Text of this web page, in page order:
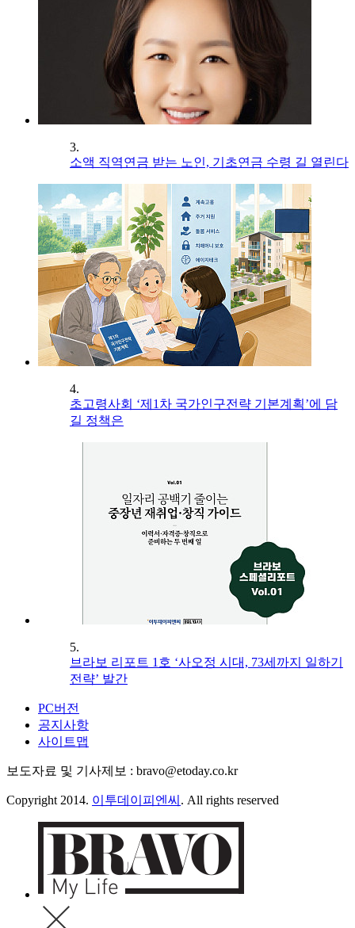
3.
소액 직역연금 받는 노인, 기초연금 수령 길 열린다
4.
초고령사회 ‘제1차 국가인구전략 기본계획’에 담
길 정책은
5.
브라보 리포트 1호 ‘사오정 시대, 73세까지 일하기
전략’ 발간
PC버전
공지사항
사이트맵
보도자료 및 기사제보 : bravo@etoday.co.kr
Copyright 2014. 이투데이피엔씨 . All rights reserved